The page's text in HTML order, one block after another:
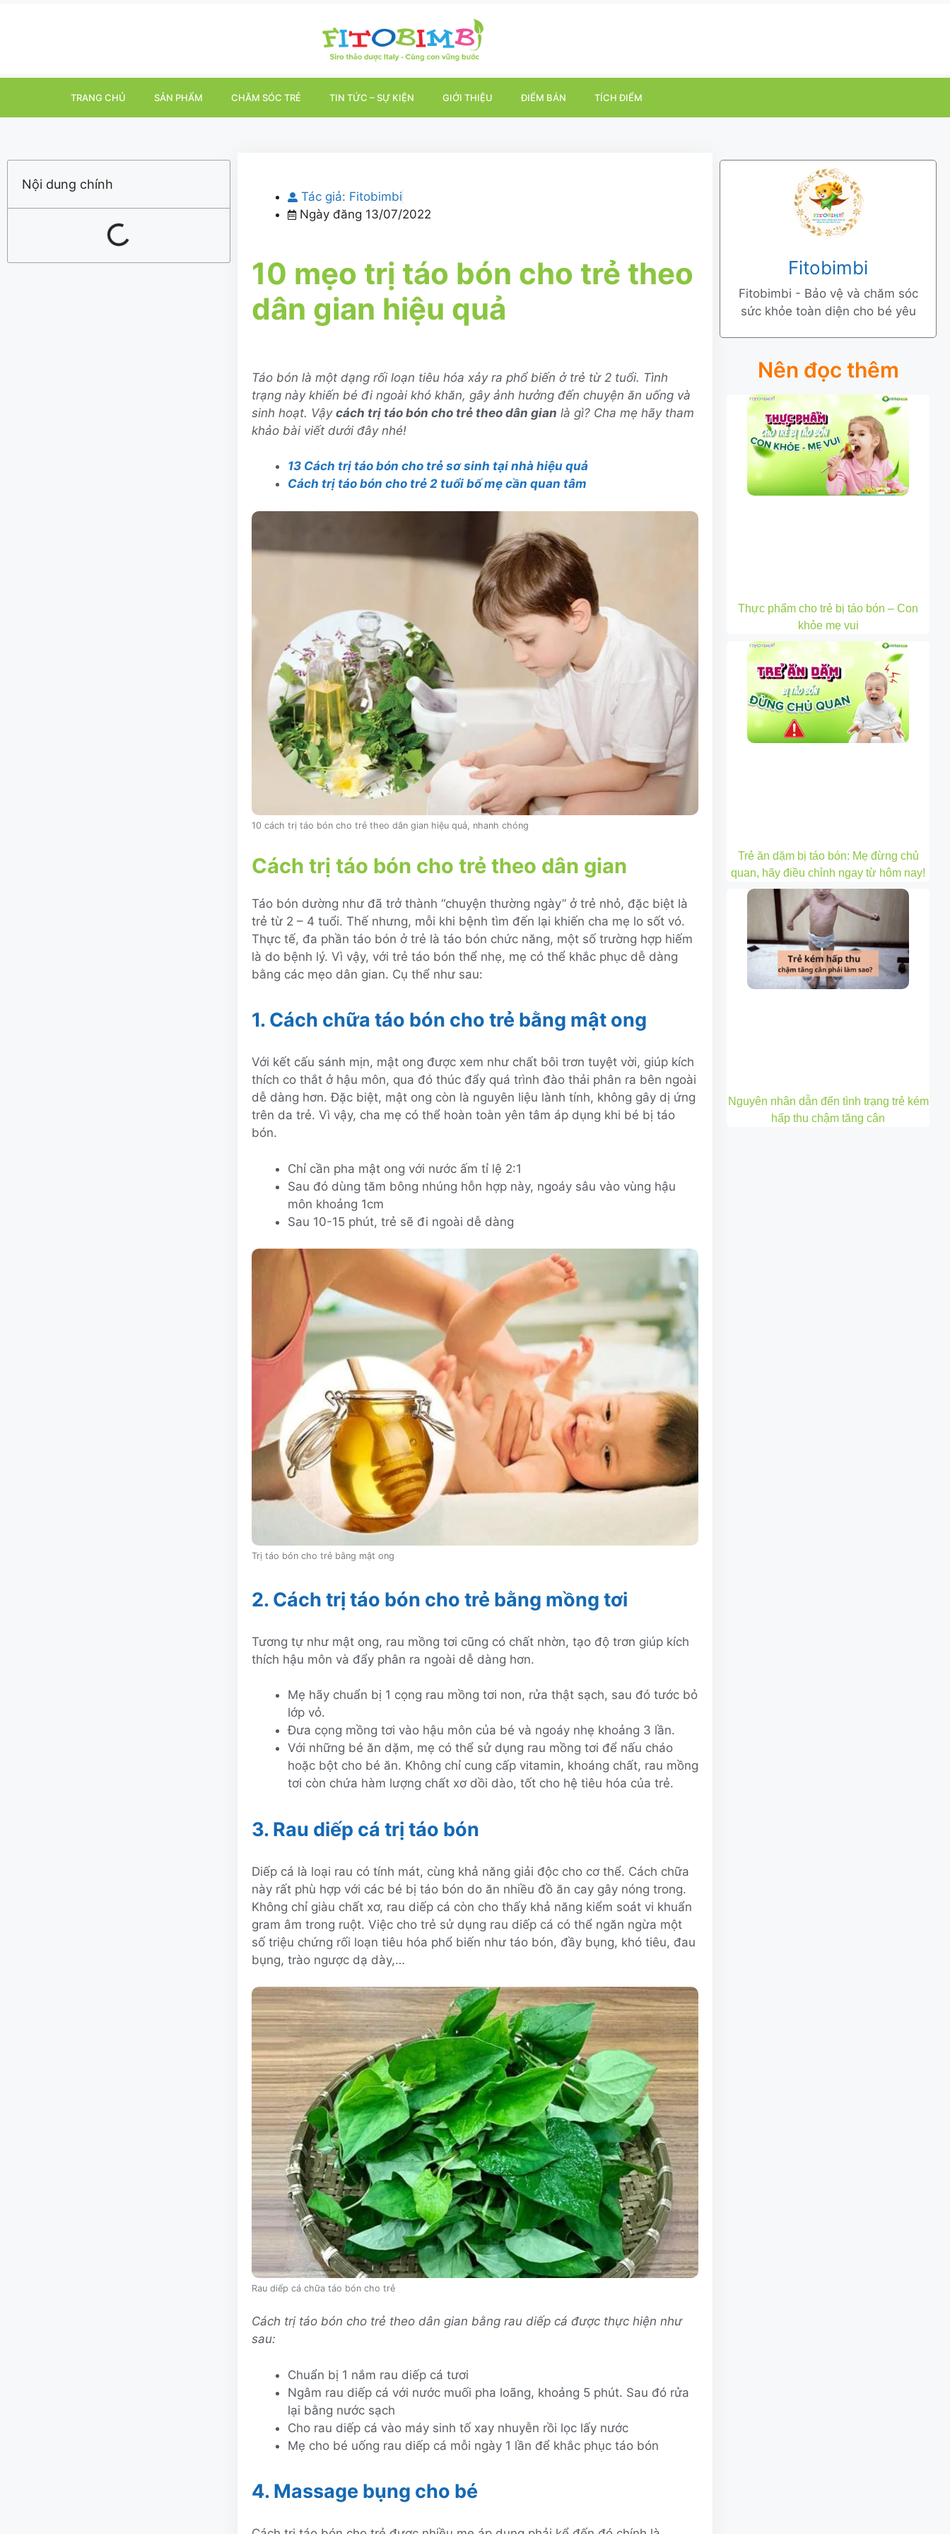
TRANG CHỦ SẢN PHẨM CHĂM SÓC TRẺ TIN TỨC – SỰ KIỆN GIỚI THIỆU ĐIỂM BÁN TÍCH ĐIỂM
Nội dung chính
Tác giả: Fitobimbi
Ngày đăng 13/07/2022
10 mẹo trị táo bón cho trẻ theo
dân gian hiệu quả
Táo bón là một dạng rối loạn tiêu hóa xảy ra phổ biến ở trẻ từ 2 tuổi. Tình
trạng này khiến bé đi ngoài khó khăn, gây ảnh hưởng đến chuyện ăn uống và
sinh hoạt. Vậy cách trị táo bón cho trẻ theo dân gian là gì? Cha mẹ hãy tham
khảo bài viết dưới đây nhé!
13 Cách trị táo bón cho trẻ sơ sinh tại nhà hiệu quả
Cách trị táo bón cho trẻ 2 tuổi bố mẹ cần quan tâm
10 cách trị táo bón cho trẻ theo dân gian hiệu quả, nhanh chóng
Cách trị táo bón cho trẻ theo dân gian
Táo bón dường như đã trở thành “chuyện thường ngày” ở trẻ nhỏ, đặc biệt là
trẻ từ 2 – 4 tuổi. Thế nhưng, mỗi khi bệnh tìm đến lại khiến cha mẹ lo sốt vó.
Thực tế, đa phần táo bón ở trẻ là táo bón chức năng, một số trường hợp hiếm
là do bệnh lý. Vì vậy, với trẻ táo bón thể nhẹ, mẹ có thể khắc phục dễ dàng
bằng các mẹo dân gian. Cụ thể như sau:
1. Cách chữa táo bón cho trẻ bằng mật ong
Với kết cấu sánh mịn, mật ong được xem như chất bôi trơn tuyệt vời, giúp kích
thích co thắt ở hậu môn, qua đó thúc đẩy quá trình đào thải phân ra bên ngoài
dễ dàng hơn. Đặc biệt, mật ong còn là nguyên liệu lành tính, không gây dị ứng
trên da trẻ. Vì vậy, cha mẹ có thể hoàn toàn yên tâm áp dụng khi bé bị táo
bón.
Chỉ cần pha mật ong với nước ấm tỉ lệ 2:1
Sau đó dùng tăm bông nhúng hỗn hợp này, ngoáy sâu vào vùng hậu
môn khoảng 1cm
Sau 10-15 phút, trẻ sẽ đi ngoài dễ dàng
Trị táo bón cho trẻ bằng mật ong
2. Cách trị táo bón cho trẻ bằng mồng tơi
Tương tự như mật ong, rau mồng tơi cũng có chất nhờn, tạo độ trơn giúp kích
thích hậu môn và đẩy phân ra ngoài dễ dàng hơn.
Mẹ hãy chuẩn bị 1 cọng rau mồng tơi non, rửa thật sạch, sau đó tước bỏ
lớp vỏ.
Đưa cọng mồng tơi vào hậu môn của bé và ngoáy nhẹ khoảng 3 lần.
Với những bé ăn dặm, mẹ có thể sử dụng rau mồng tơi để nấu cháo
hoặc bột cho bé ăn. Không chỉ cung cấp vitamin, khoáng chất, rau mồng
tơi còn chứa hàm lượng chất xơ dồi dào, tốt cho hệ tiêu hóa của trẻ.
3. Rau diếp cá trị táo bón
Diếp cá là loại rau có tính mát, cùng khả năng giải độc cho cơ thể. Cách chữa
này rất phù hợp với các bé bị táo bón do ăn nhiều đồ ăn cay gây nóng trong.
Không chỉ giàu chất xơ, rau diếp cá còn cho thấy khả năng kiểm soát vi khuẩn
gram âm trong ruột. Việc cho trẻ sử dụng rau diếp cá có thể ngăn ngừa một
số triệu chứng rối loạn tiêu hóa phổ biến như táo bón, đầy bụng, khó tiêu, đau
bụng, trào ngược dạ dày,…
Rau diếp cá chữa táo bón cho trẻ
Cách trị táo bón cho trẻ theo dân gian bằng rau diếp cá được thực hiện như
sau:
Chuẩn bị 1 nắm rau diếp cá tươi
Ngâm rau diếp cá với nước muối pha loãng, khoảng 5 phút. Sau đó rửa
lại bằng nước sạch
Cho rau diếp cá vào máy sinh tố xay nhuyễn rồi lọc lấy nước
Mẹ cho bé uống rau diếp cá mỗi ngày 1 lần để khắc phục táo bón
4. Massage bụng cho bé
Fitobimbi
Fitobimbi - Bảo vệ và chăm sóc
sức khỏe toàn diện cho bé yêu
Nên đọc thêm
Thực phẩm cho trẻ bị táo bón – Con
khỏe mẹ vui
Trẻ ăn dặm bị táo bón: Mẹ đừng chủ
quan, hãy điều chỉnh ngay từ hôm nay!
Nguyên nhân dẫn đến tình trạng trẻ kém
hấp thu chậm tăng cân